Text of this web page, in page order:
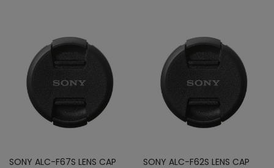
SONY ALC-F67S LENS CAP
SONY ALC-F62S LENS CAP